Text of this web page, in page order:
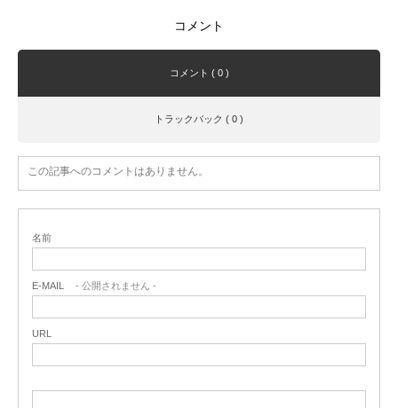
コメント
コメント ( 0 )
トラックバック ( 0 )
この記事へのコメントはありません。
名前
E-MAIL - 公開されません -
URL